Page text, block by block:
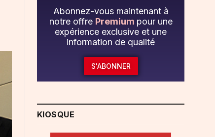
Abonnez-vous maintenant à
notre offre Premium pour une
expérience exclusive et une
information de qualité
S'ABONNER
KIOSQUE